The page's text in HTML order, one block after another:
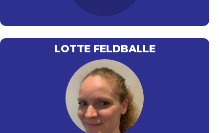
LOTTE FELDBALLE